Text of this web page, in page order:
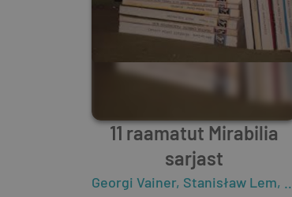
11 raamatut Mirabilia
sarjast
Georgi Vainer, Stanisław Lem,